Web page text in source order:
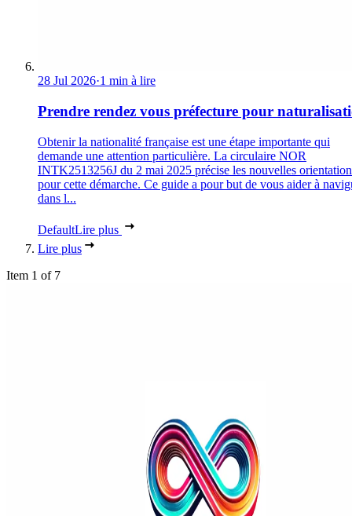
28 Jul 2026·1 min à lire
Prendre rendez vous préfecture pour
Obtenir la nationalité française est une étape importante qui
demande une attention particulière. La circulaire NOR
INTK2513256J du 2 mai 2025 précise les nouvelles
pour cette démarche. Ce guide a pour but de vous aider à
dans l...
DefaultLire plus
Lire plus
Item 1 of 7